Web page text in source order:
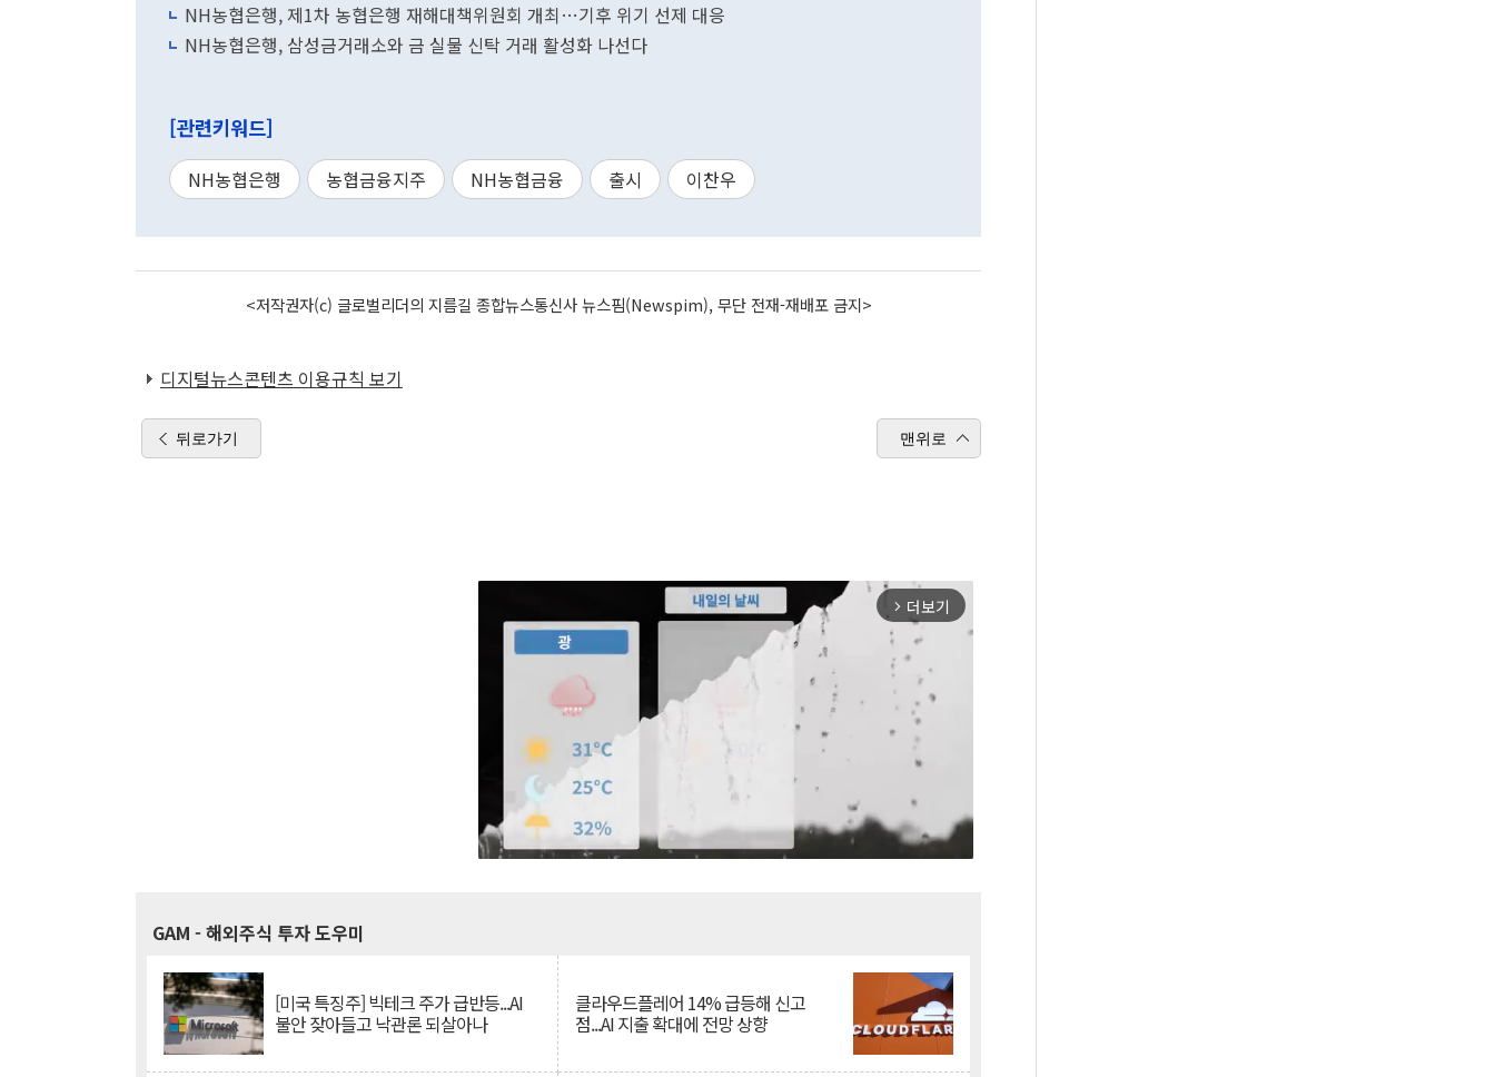
NH농협은행, 제1차 농협은행 재해대책위원회 개최…기후 위기 선제 대응
NH농협은행, 삼성금거래소와 금 실물 신탁 거래 활성화 나선다
[관련키워드]
NH농협은행 농협금융지주 NH농협금융 출시 이찬우
<저작권자(c) 글로벌리더의 지름길 종합뉴스통신사 뉴스핌(Newspim), 무단 전재-재배포 금지>
디지털뉴스콘텐츠 이용규칙 보기
뒤로가기 맨위로
arrow_forward_ios 더보기
GAM - 해외주식 투자 도우미
[미국 특징주] 빅테크 주가 급반등...AI
불안 잦아들고 낙관론 되살아나
클라우드플레어 14% 급등해 신고
점...AI 지출 확대에 전망 상향